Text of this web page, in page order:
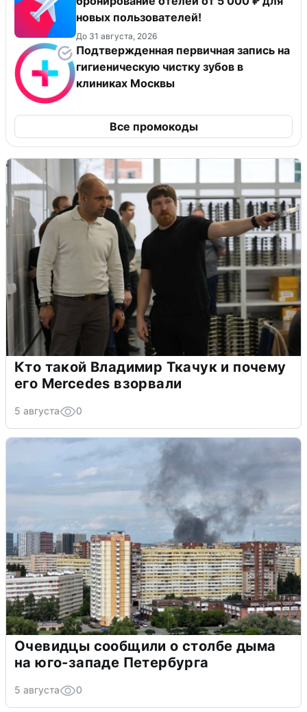
новых пользователей!
До 31 августа, 2026
Подтвержденная первичная запись на
гигиеническую чистку зубов в
клиниках Москвы
Все промокоды
Кто такой Владимир Ткачук и почему
его Mercedes взорвали
5 августа 0
Очевидцы сообщили о столбе дыма
на юго-западе Петербурга
5 августа 0